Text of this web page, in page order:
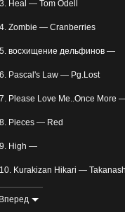
злость
3. Heal — Tom Odell
4. Zombie — Cranberries
5. восхищение дельфинов —
6. Pascal's Law — Pg.Lost
7. Please Love Me..Once More
8. Pieces — Red
9. High —
10. Kurakizan Hikari —
11. Save Me (zaycev.net) —
Вперед